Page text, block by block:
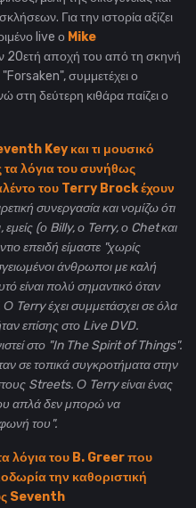
Για την ιστορία αξίζει
live ο Mike
20ετή αποχή του από τη σκηνή
"Forsaken", συμμετέχει ο
δεύτερη κιθάρα παίζει ο
Key και τι μουσικό
λόγια του συνήθως
του Terry Brock έχουν
συνεργασία και νομίζω ότι
εμείς (ο Billy, ο Terry, ο Chet και
επειδή είμαστε "χωρίς
άνθρωποι με καλή
είναι πολύ σημαντικό όταν
Ο Terry έχει συμμετάσχει σε όλα
επίσης στο Live DVD.
στο "In The Spirit of Things".
σε τοπικά συγκροτήματα στην
Streets. Ο Terry είναι ένας
απλά δεν μπορώ να
του".
λόγια του B. Greer που
την καθοριστική
Seventh